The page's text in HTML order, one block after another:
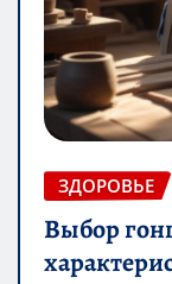
ЗДОРОВЬЕ
Выбор